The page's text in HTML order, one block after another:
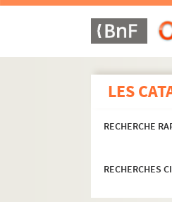
LES
RECHERCHE
RECHERCHES